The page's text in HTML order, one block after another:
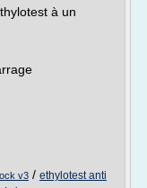
à un
v3 / ethylotest anti